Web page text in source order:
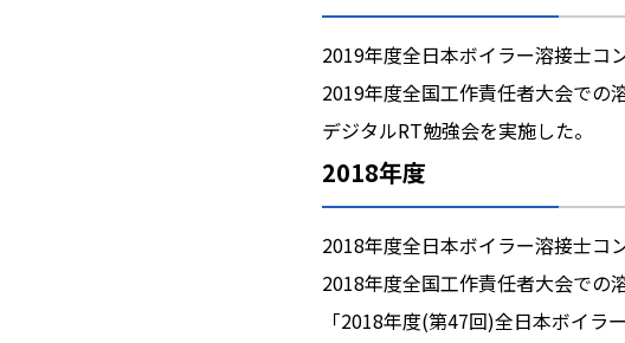
2019年度全日本ボイラー溶接士コ
2019年度全国工作責任者大会での
デジタルRT勉強会を実施した。
2018年度
2018年度全日本ボイラー溶接士コ
2018年度全国工作責任者大会での
「2018年度(第47回)全日本ボイ